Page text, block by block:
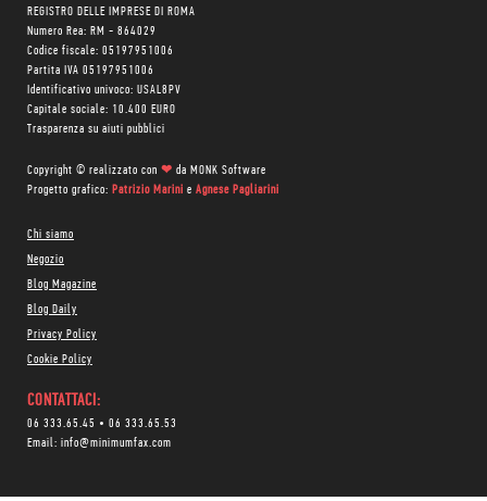
REGISTRO DELLE IMPRESE DI ROMA
Numero Rea: RM - 864029
Codice fiscale: 05197951006
Partita IVA 05197951006
Identificativo univoco: USAL8PV
Capitale sociale: 10.400 EURO
Trasparenza su aiuti pubblici
Copyright © realizzato con ❤ da MONK Software
Progetto grafico: Patrizio Marini e Agnese Pagliarini
Chi siamo
Negozio
Blog Magazine
Blog Daily
Privacy Policy
Cookie Policy
CONTATTACI:
06 333.65.45 • 06 333.65.53
Email: info@minimumfax.com